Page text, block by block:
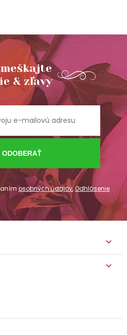
& zľavy
ODOBERAŤ
osobných údajov,Odhlásenie